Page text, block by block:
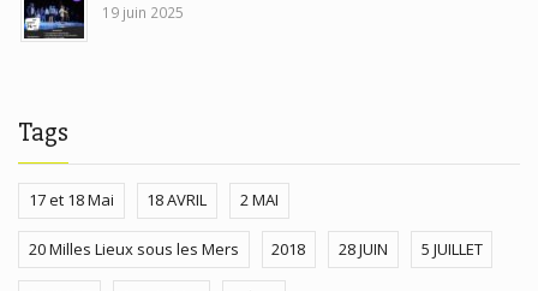
19 juin 2025
Tags
17 et 18 Mai 18 AVRIL 2 MAI
20 Milles Lieux sous les Mers 2018 28 JUIN 5 JUILLET